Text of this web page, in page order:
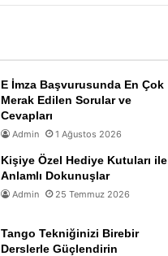
E İmza Başvurusunda En Çok
Merak Edilen Sorular ve
Cevapları
Admin 1 Ağustos 2026
Kişiye Özel Hediye Kutuları ile
Anlamlı Dokunuşlar
Admin 25 Temmuz 2026
Tango Tekniğinizi Birebir
Derslerle Güçlendirin